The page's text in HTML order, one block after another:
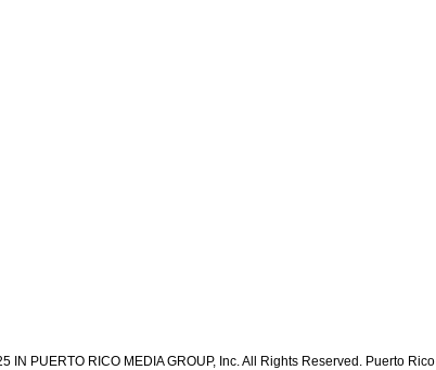
IN PUERTO RICO MEDIA GROUP, Inc. All Rights Reserved. Puerto Rico